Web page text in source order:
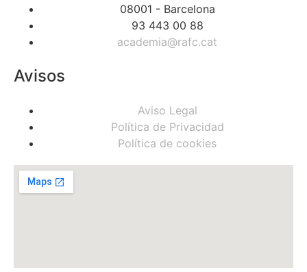
08001 - Barcelona
93 443 00 88
academia@rafc.cat
Avisos
Aviso Legal
Política de Privacidad
Política de cookies